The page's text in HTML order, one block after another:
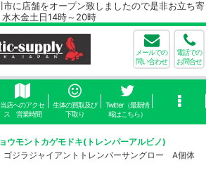
をオープン致しましたので是非お立ち寄
金土日14時～20時
メールでの
問い合わせ
電話での
お問合せ
当店へのアクセ
ス 営業時間
生体の買取及び
下取り
Twitter（最新情
報はこちら）
ウモントカゲモドキ(トレンパーアルビノ)
ジラジャイアントトレンパーサングロー A個体